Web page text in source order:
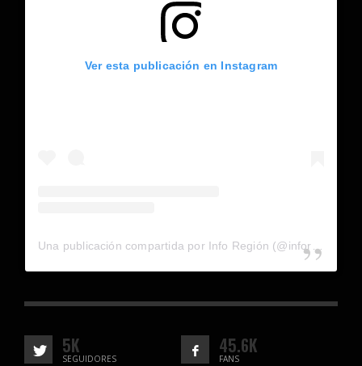
Ver esta publicación en Instagram
5K
SEGUIDORES
45.6K
FANS